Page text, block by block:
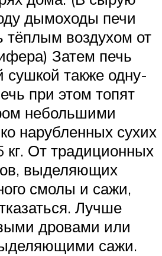
дымоходы печи
воздухом от
Затем печь
сушкой также одну-
при этом топят
небольшими
нарубленных сухих
От традиционных
выделяющих
смолы и сажи,
Лучше
дровами или
сажи.